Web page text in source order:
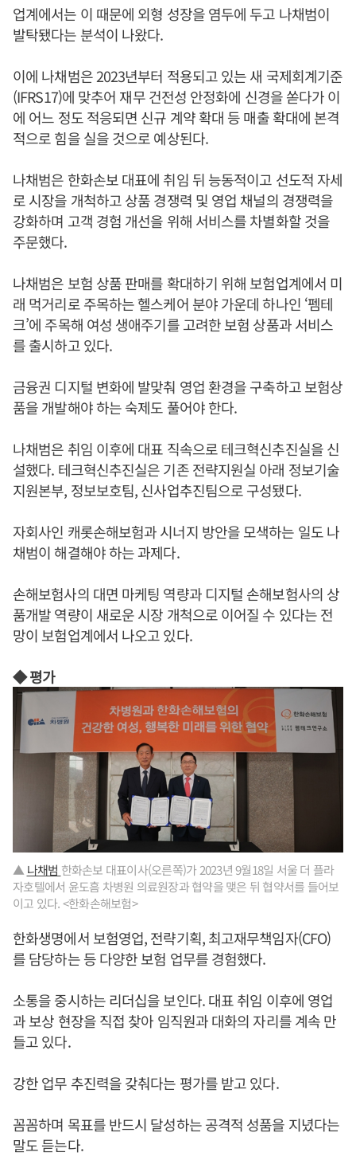
업계에서는 이 때문에 외형 성장을 염두에 두고 나채범이
발탁됐다는 분석이 나왔다.
이에 나채범은 2023년부터 적용되고 있는 새 국제회계기준
(IFRS17)에 맞추어 재무 건전성 안정화에 신경을 쏟다가 이
에 어느 정도 적응되면 신규 계약 확대 등 매출 확대에 본격
적으로 힘을 실을 것으로 예상된다.
나채범은 한화손보 대표에 취임 뒤 능동적이고 선도적 자세
로 시장을 개척하고 상품 경쟁력 및 영업 채널의 경쟁력을
강화하며 고객 경험 개선을 위해 서비스를 차별화할 것을
주문했다.
나채범은 보험 상품 판매를 확대하기 위해 보험업계에서 미
래 먹거리로 주목하는 헬스케어 분야 가운데 하나인 ‘펨테
크’에 주목해 여성 생애주기를 고려한 보험 상품과 서비스
를 출시하고 있다.
금융권 디지털 변화에 발맞춰 영업 환경을 구축하고 보험상
품을 개발해야 하는 숙제도 풀어야 한다.
나채범은 취임 이후에 대표 직속으로 테크혁신추진실을 신
설했다. 테크혁신추진실은 기존 전략지원실 아래 정보기술
지원본부, 정보보호팀, 신사업추진팀으로 구성됐다.
자회사인 캐롯손해보험과 시너지 방안을 모색하는 일도 나
채범이 해결해야 하는 과제다.
손해보험사의 대면 마케팅 역량과 디지털 손해보험사의 상
품개발 역량이 새로운 시장 개척으로 이어질 수 있다는 전
망이 보험업계에서 나오고 있다.
◆ 평가
▲ 나채범 한화손보 대표이사(오른쪽)가 2023년 9월18일 서울 더 플라
자호텔에서 윤도흠 차병원 의료원장과 협약을 맺은 뒤 협약서를 들어보
이고 있다. <한화손해보험>
한화생명에서 보험영업, 전략기획, 최고재무책임자(CFO)
를 담당하는 등 다양한 보험 업무를 경험했다.
소통을 중시하는 리더십을 보인다. 대표 취임 이후에 영업
과 보상 현장을 직접 찾아 임직원과 대화의 자리를 계속 만
들고 있다.
강한 업무 추진력을 갖춰다는 평가를 받고 있다.
꼼꼼하며 목표를 반드시 달성하는 공격적 성품을 지녔다는
말도 듣는다.